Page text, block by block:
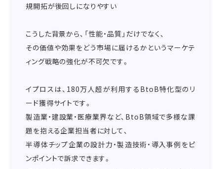
規開拓が後回しになりやすい
こうした背景から、「性能・品質」だけでなく、
その価値や効果をどう市場に届けるかというマーケテ
ィング戦略の強化が不可欠です。
イプロスは、180万人超が利用するBtoB特化型のリ
ード獲得サイトです。
製造業・建設業・医療業界など、BtoB領域で多様な課
題を抱える企業担当者に対して、
半導体チップ企業の設計力・製造技術・導入事例をピ
ンポイントで訴求できます。